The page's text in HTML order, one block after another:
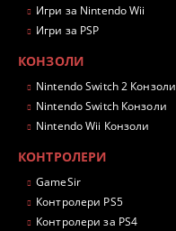
Игри за Nintendo Wii
Игри за PSP
КОНЗОЛИ
Nintendo Switch 2 Конзоли
Nintendo Switch Конзоли
Nintendo Wii Конзоли
КОНТРОЛЕРИ
GameSir
Контролери PS5
Контролери за PS4